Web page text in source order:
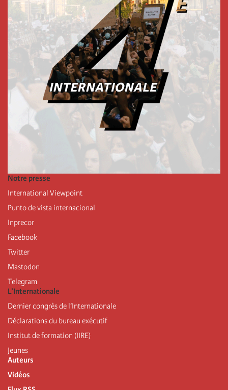
Notre presse
International Viewpoint
Punto de vista internacional
Inprecor
Facebook
Twitter
Mastodon
Telegram
L’Internationale
Dernier congrès de l’Internationale
Déclarations du bureau exécutif
Institut de formation (IIRE)
Jeunes
Auteurs
Vidéos